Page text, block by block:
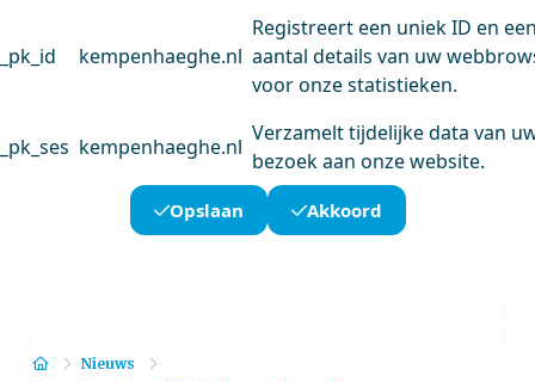
_pk_id kempenhaeghe.nl
Registreert een uniek ID en
aantal details van uw
voor onze statistieken.
_pk_ses kempenhaeghe.nl
Verzamelt tijdelijke data van
bezoek aan onze website.
Opslaan Akkoord
HomeNieuws